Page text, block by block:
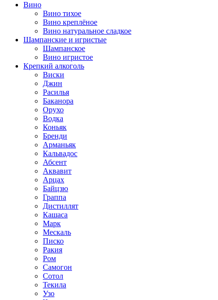
Вино
Вино тихое
Вино креплёное
Вино натуральное сладкое
Шампанские и игристые
Шампанское
Вино игристое
Крепкий алкоголь
Виски
Джин
Расилья
Баканора
Орухо
Водка
Коньяк
Бренди
Арманьяк
Кальвадос
Абсент
Аквавит
Арцах
Байцзю
Граппа
Дистиллят
Кашаса
Марк
Мескаль
Писко
Ракия
Ром
Самогон
Сотол
Текила
Узо